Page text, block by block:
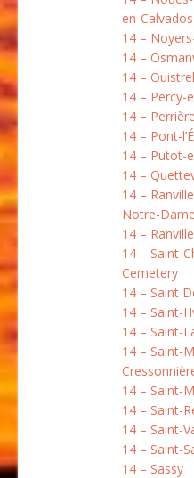
en-
14 –
14 –
14 –
14 – Percy-
14 –
14 – Pont-
14 – Putot-
14 –
14 –
Notre-Dame
14 –
14 – Saint-
Cemetery
14 – Saint
14 – Saint-
14 – Saint-
14 – Saint-
14 – Saint-
14 – Saint-
14 – Saint-
14 – Saint-
14 – Sassy